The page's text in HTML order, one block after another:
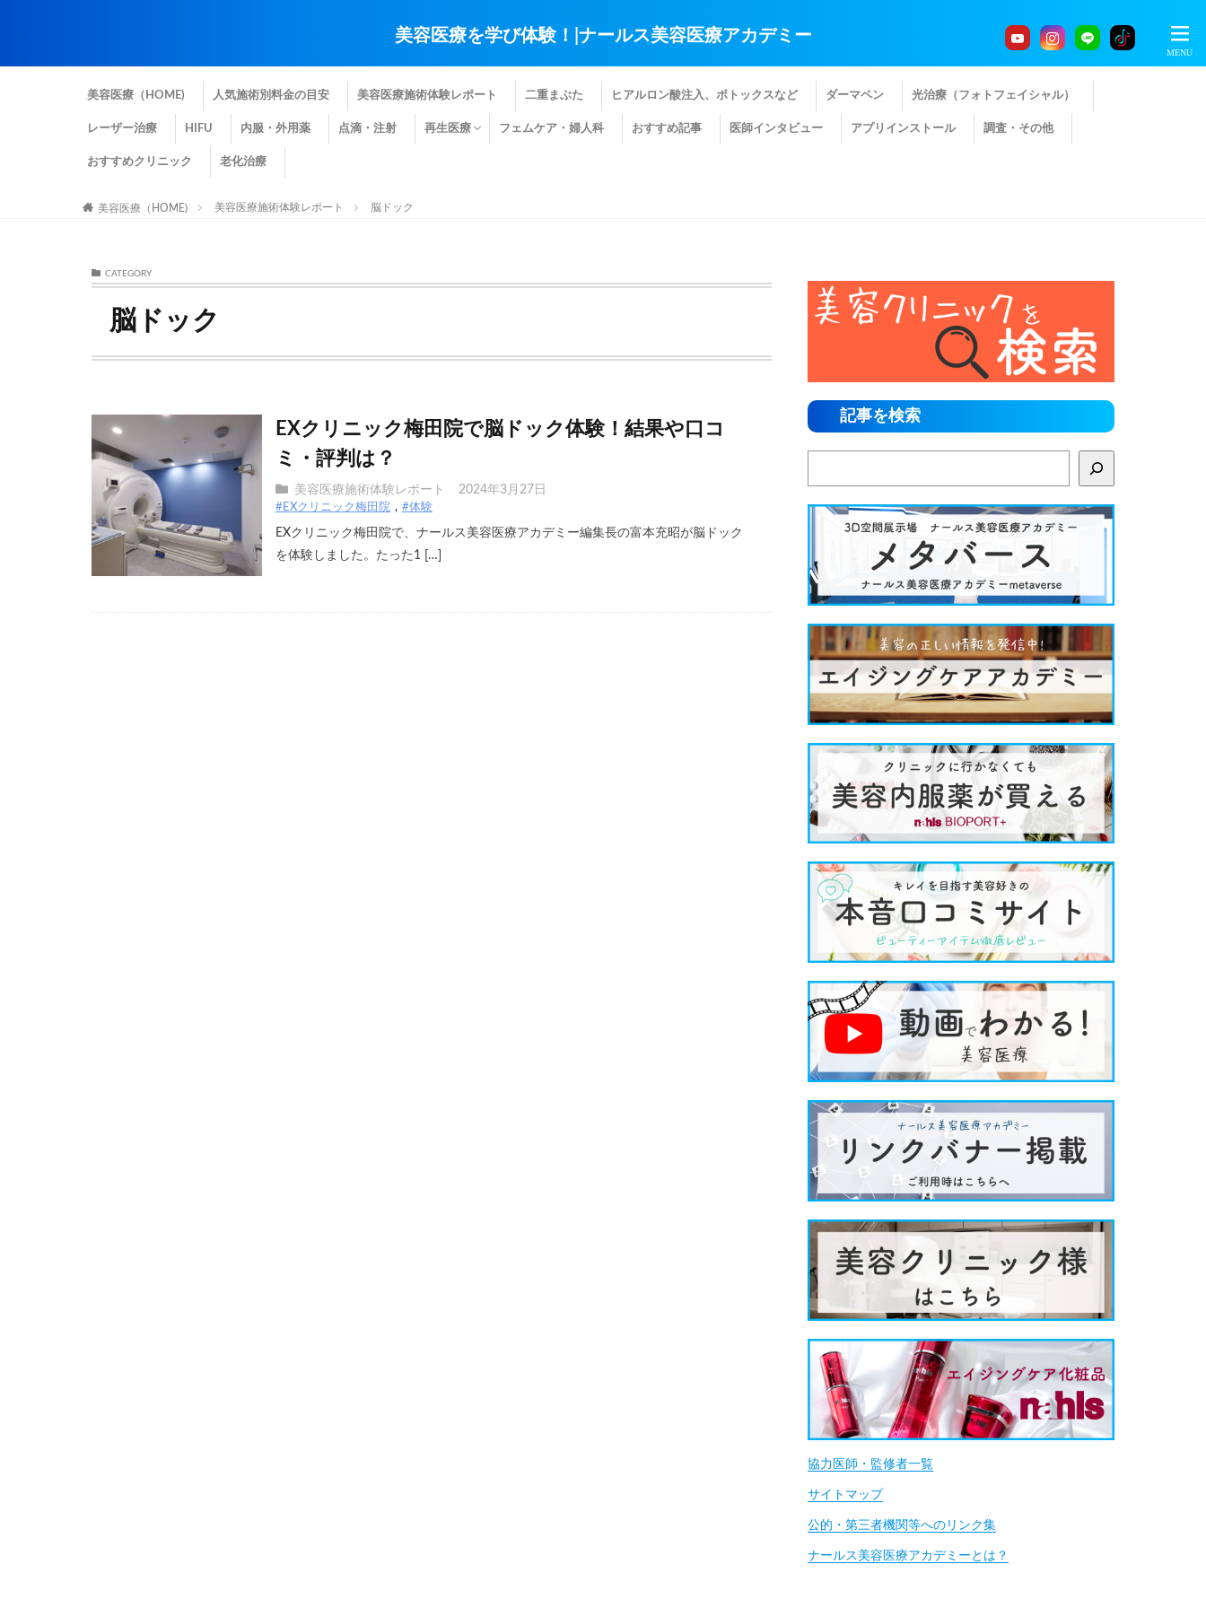
美容医療を学び体験！|ナールス美容医療アカデミー
美容医療（HOME) 人気施術別料金の目安 美容医療施術体験レポート 二重まぶた ヒアルロン酸注入、ボトックスなど ダーマペン 光治療（フォトフェイシャル）
レーザー治療 HIFU 内服・外用薬 点滴・注射 再生医療 フェムケア・婦人科 おすすめ記事 医師インタビュー アプリインストール 調査・その他
おすすめクリニック 老化治療
美容医療（HOME) 美容医療施術体験レポート 脳ドック
CATEGORY
脳ドック
EXクリニック梅田院で脳ドック体験！結果や口コ
ミ・評判は？
美容医療施術体験レポート 2024年3月27日
#EXクリニック梅田院 #体験
EXクリニック梅田院で、ナールス美容医療アカデミー編集長の富本充昭が脳ドック
を体験しました。たった1 […]
記事を検索
協力医師・監修者一覧
サイトマップ
公的・第三者機関等へのリンク集
ナールス美容医療アカデミーとは？